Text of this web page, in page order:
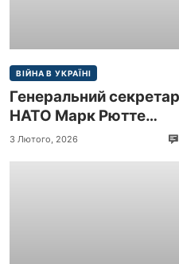
ВІЙНА В УКРАЇНІ
Генеральний секретар
НАТО Марк Рютте
прибув з візитом до
3 Лютого, 2026